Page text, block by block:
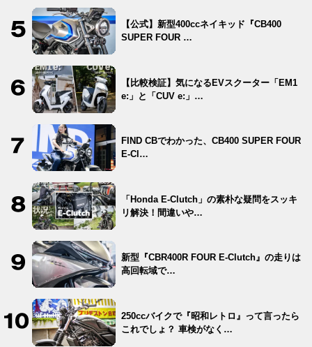
【公式】新型400ccネイキッド『CB400
SUPER FOUR …
【比較検証】気になるEVスクーター「EM1
e:」と「CUV e:」…
FIND CBでわかった、CB400 SUPER FOUR
E-Cl…
「Honda E-Clutch」の素朴な疑問をスッキ
リ解決！間違いや…
新型『CBR400R FOUR E-Clutch』の走りは
高回転域で…
250ccバイクで『昭和レトロ』って言ったら
これでしょ？ 車検がなく…